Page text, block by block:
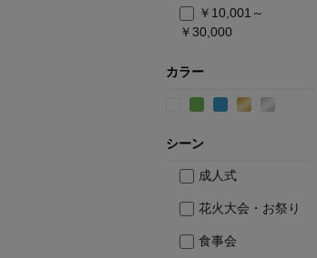
￥10,001～
￥30,000
カラー
シーン
成人式
花火大会・お祭り
食事会